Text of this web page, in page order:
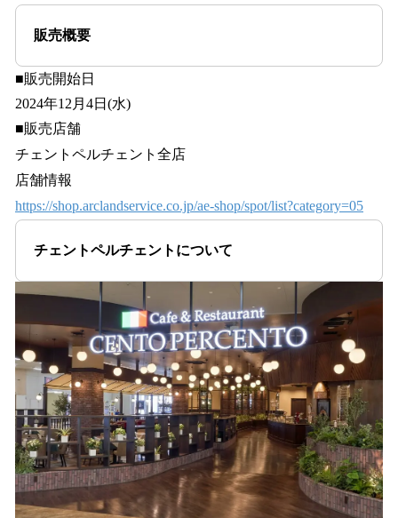
販売概要
■販売開始日
2024年12月4日(水)
■販売店舗
チェントペルチェント全店
店舗情報
https://shop.arclandservice.co.jp/ae-shop/spot/list?category=05
チェントペルチェントについて